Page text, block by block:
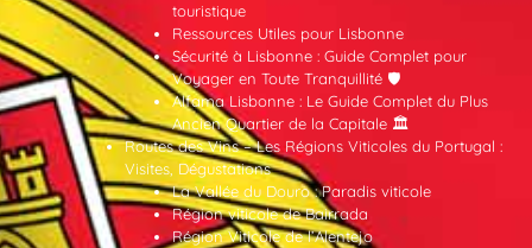
touristique
Ressources Utiles pour Lisbonne
Sécurité à Lisbonne : Guide Complet pour
Voyager en Toute Tranquillité 🛡️
Alfama Lisbonne : Le Guide Complet du Plus
Ancien Quartier de la Capitale 🏛️
Routes des Vins – Les Régions Viticoles du Portugal :
Visites, Dégustations
La Vallée du Douro : Paradis viticole
Région viticole de Bairrada
Région Viticole de l’Alentejo